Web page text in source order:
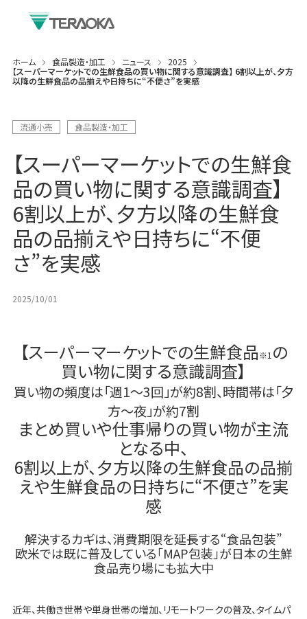
ホーム 食品製造・加工 ニュース
2025
【スーパーマーケットでの生鮮食品の買い物に関する意識調査】 6割以上が、夕方
以降の生鮮食品の品揃えや日持ちに“不便さ”を実感
流通小売 食品製造・加工
【スーパーマーケットでの生鮮食
品の買い物に関する意識調査】
6割以上が、夕方以降の生鮮食
品の品揃えや日持ちに“不便
さ”を実感
2025/10/01
【スーパーマーケットでの生鮮食品※1 の
買い物に関する意識調査】
買い物の頻度は「週1～3回」が約8割、時間帯は「夕
方～夜」が約7割
まとめ買いや仕事帰りの買い物が主流
となる中、
6割以上が、夕方以降の生鮮食品の品揃
えや生鮮食品の日持ちに“不便さ”を実
感
解決するカギは、消費期限を延長する“食品包装”
欧米では既に普及している「MAP包装」が日本の生鮮
食品売り場にも拡大中
近年、共働き世帯や単身世帯の増加、リモートワークの普及、タイムパ